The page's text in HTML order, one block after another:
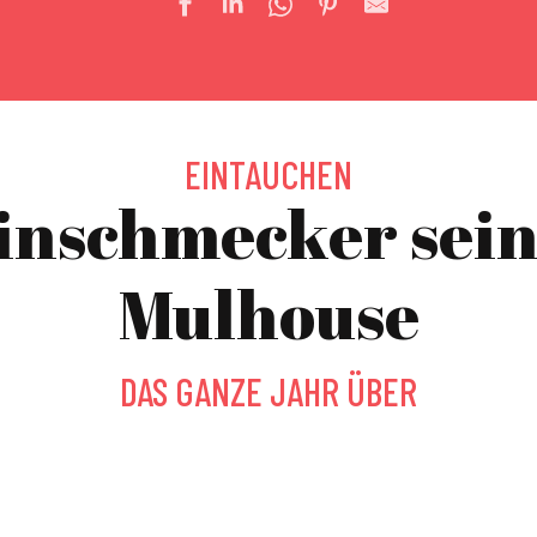
EINTAUCHEN
Mulhouse
DAS GANZE JAHR ÜBER